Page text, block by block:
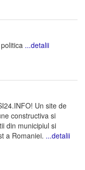
...detalii
Un site de
constructiva si
din municipiul si
a Romaniei. ...detalii